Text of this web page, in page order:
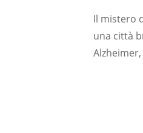
Il mistero
una città